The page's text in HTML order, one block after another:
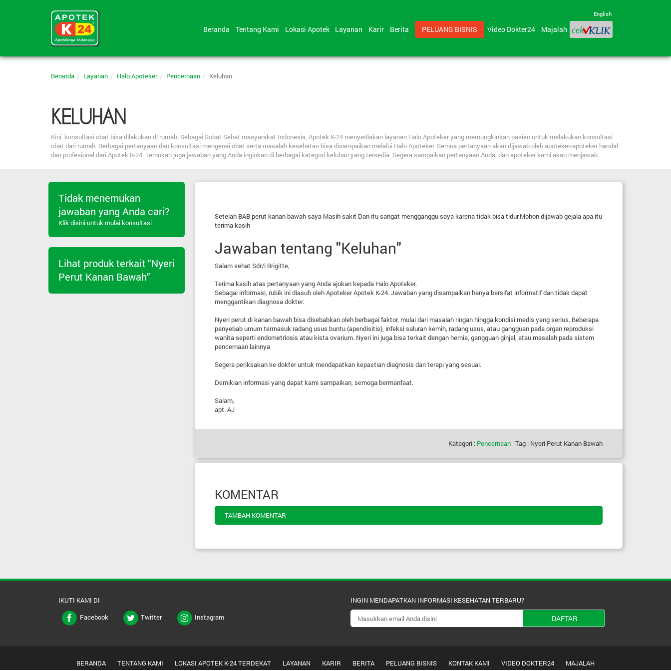
English
Beranda Tentang Kami Lokasi Apotek Layanan Karir Berita PELUANG BISNIS Video Dokter24 Majalah
Beranda Layanan Halo Apoteker Pencernaan Keluhan
KELUHAN
Kini, konsultasi obat bisa dilakukan di rumah. Sebagai Sobat Sehat masyarakat Indonesia, Apotek K-24 menyediakan layanan Halo Apoteker yang memungkinkan pasien untuk melakukan konsultasi
obat dari rumah. Berbagai pertanyaan dan konsultasi mengenai obat serta masalah kesehatan bisa disampaikan melalui Halo Apoteker. Semua pertanyaan akan dijawab oleh apoteker-apoteker handal
dan profesional dari Apotek K-24. Temukan juga jawaban yang Anda inginkan di berbagai kategori keluhan yang tersedia. Segera sampaikan pertanyaan Anda, dan apoteker kami akan menjawab.
Setelah BAB perut kanan bawah saya Masih sakit Dan itu sangat mengganggu saya karena tidak bisa tidur.Mohon dijawab gejala apa itu
terima kasih
Jawaban tentang "Keluhan"
Salam sehat Sdr/i Brigitte,
Terima kasih atas pertanyaan yang Anda ajukan kepada Halo Apoteker.
Sebagai informasi, rubik ini diasuh oleh Apoteker Apotek K-24. Jawaban yang disampaikan hanya bersifat informatif dan tidak dapat
menggantikan diagnosa dokter.
Nyeri perut di kanan bawah bisa disebabkan oleh berbagai faktor, mulai dari masalah ringan hingga kondisi medis yang serius. Beberapa
penyebab umum termasuk radang usus buntu (apendisitis), infeksi saluran kemih, radang usus, atau gangguan pada organ reproduksi
wanita seperti endometriosis atau kista ovarium. Nyeri ini juga bisa terkait dengan hernia, gangguan ginjal, atau masalah pada sistem
pencernaan lainnya
Segera periksakan ke dokter untuk mendapatkan kepastian diagnosis dan terapi yang sesuai.
Demikian informasi yang dapat kami sampaikan, semoga bermanfaat.
Salam,
apt. AJ
Kategori : Pencernaan Tag : Nyeri Perut Kanan Bawah
KOMENTAR
TAMBAH KOMENTAR
Tidak menemukan
jawaban yang Anda cari?
Klik disini untuk mulai konsultasi
Lihat produk terkait "Nyeri
Perut Kanan Bawah"
IKUTI KAMI DI
Facebook
Twitter Instagram
INGIN MENDAPATKAN INFORMASI KESEHATAN TERBARU?
DAFTAR
BERANDA TENTANG KAMI LOKASI APOTEK K-24 TERDEKAT LAYANAN KARIR BERITA PELUANG BISNIS KONTAK KAMI VIDEO DOKTER24 MAJALAH